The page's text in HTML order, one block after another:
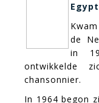
de
in
ontwikkelde
chansonnier.
In 1964 begon